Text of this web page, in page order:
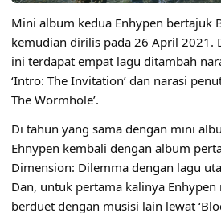
Mini album kedua Enhypen bertajuk
kemudian dirilis pada 26 April 2021.
ini terdapat empat lagu ditambah
‘Intro: The Invitation’ dan narasi
The Wormhole’.
Di tahun yang sama dengan mini
Ehnypen kembali dengan album
Dimension: Dilemma dengan lagu
Dan, untuk pertama kalinya
berduet dengan musisi lain lewat